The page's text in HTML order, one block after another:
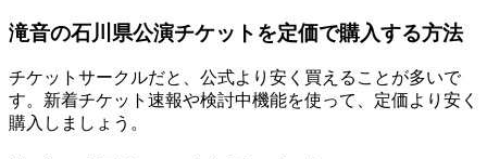
滝音の石川県公演チケットを定価で購入する方法
チケットサークルだと、公式より安く買えることが多いで
す。新着チケット速報や検討中機能を使って、定価より安く
購入しましょう。